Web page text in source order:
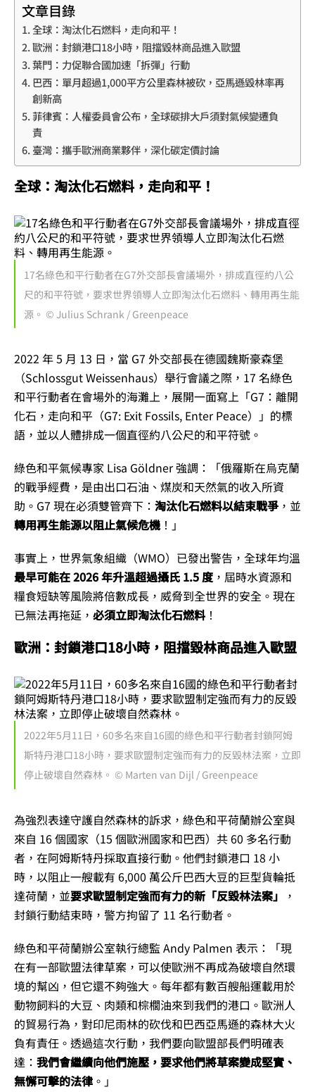
文章目錄
全球：淘汰化石燃料，走向和平！
歐洲：封鎖港口18小時，阻擋毀林商品進入歐盟
葉門：力促聯合國加速「拆彈」行動
巴西：單月超過1,000平方公里森林被砍，亞馬遜毀林率再
創新高
菲律賓：人權委員會公布，全球碳排大戶須對氣候變遷負
責
臺灣：攜手歐洲商業夥伴，深化碳定價討論
全球：淘汰化石燃料，走向和平！
17名綠色和平行動者在G7外交部長會議場外，排成直徑約八公
尺的和平符號，要求世界領導人立即淘汰化石燃料、轉用再生能
源。 © Julius Schrank / Greenpeace
2022 年 5 月 13 日，當 G7 外交部長在德國魏斯豪森堡
（Schlossgut Weissenhaus）舉行會議之際，17 名綠色
和平行動者在會場外的海灘上，展開一面寫上「G7：離開
化石，走向和平（G7: Exit Fossils, Enter Peace）」的標
語，並以人體排成一個直徑約八公尺的和平符號。
綠色和平氣候專家 Lisa Göldner 強調：「俄羅斯在烏克蘭
的戰爭經費，是由出口石油、煤炭和天然氣的收入所資
助。G7 現在必須雙管齊下： 淘汰化石燃料以結束戰爭，並
轉用再生能源以阻止氣候危機！」
事實上，世界氣象組織（WMO）已發出警告，全球年均溫
最早可能在 2026 年升溫超過攝氏 1.5 度，屆時水資源和
糧食短缺等風險將倍數成長，威脅到全世界的安全。現在
已無法再拖延， 必須立即淘汰化石燃料！
歐洲：封鎖港口18小時，阻擋毀林商品進入歐盟
2022年5月11日，60多名來自16國的綠色和平行動者封鎖阿姆
斯特丹港口18小時，要求歐盟制定強而有力的反毀林法案，立即
停止破壞自然森林。 © Marten van Dijl / Greenpeace
為強烈表達守護自然森林的訴求，綠色和平荷蘭辦公室與
來自 16 個國家（15 個歐洲國家和巴西）共 60 多名行動
者，在阿姆斯特丹採取直接行動。他們封鎖港口 18 小
時，以阻止一艘載有 6,000 萬公斤巴西大豆的巨型貨輪抵
達荷蘭，並要求歐盟制定強而有力的新「反毀林法案」
，
封鎖行動結束時，警方拘留了 11 名行動者。
綠色和平荷蘭辦公室執行總監 Andy Palmen 表示：「現
在有一部歐盟法律草案，可以使歐洲不再成為破壞自然環
境的幫凶，但它還不夠強大。每年都有數百艘船運載用於
動物飼料的大豆、肉類和棕櫚油來到我們的港口。歐洲人
的貿易行為，對印尼雨林的砍伐和巴西亞馬遜的森林大火
負有責任。透過這次行動，我們要向歐盟部長們明確表
達： 我們會繼續向他們施壓，要求他們將草案變成堅實、
無懈可擊的法律。」